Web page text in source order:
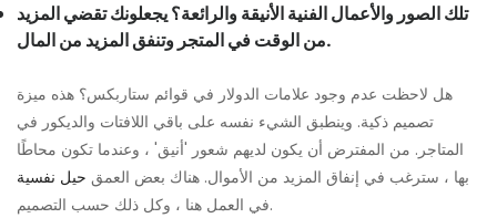
تلك الصور والأعمال الفنية الأنيقة والرائعة؟ يجعلونك تقضي المزيد
من الوقت في المتجر وتنفق المزيد من المال.
هل لاحظت عدم وجود علامات الدولار في قوائم ستاربكس؟ هذه ميزة
تصميم ذكية. وينطبق الشيء نفسه على باقي اللافتات والديكور في
المتاجر. من المفترض أن يكون لديهم شعور 'أنيق' ، وعندما تكون محاطًا
بها ، سترغب في إنفاق المزيد من الأموال. هناك بعض العمق حيل نفسية
في العمل هنا ، وكل ذلك حسب التصميم.